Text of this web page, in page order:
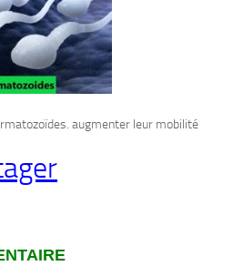
augmenter leur mobilité